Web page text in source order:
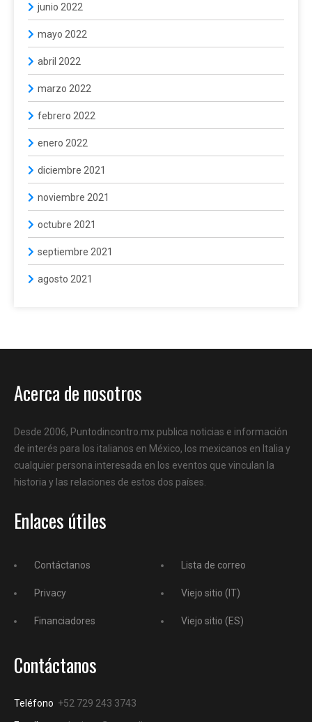
junio 2022
mayo 2022
abril 2022
marzo 2022
febrero 2022
enero 2022
diciembre 2021
noviembre 2021
octubre 2021
septiembre 2021
agosto 2021
Acerca de nosotros
Desde 2006, Puntodincontro.mx publica noticias e información
de interés para los italianos en México, los mexicanos en Italia y
cualquier persona interesada en los eventos que vinculan la
historia y las relaciones de estos dos países.
Enlaces útiles
Contáctanos
Privacy
Financiadores
Lista de correo
Viejo sitio (IT)
Viejo sitio (ES)
Contáctanos
Teléfono +52 729 243 3743